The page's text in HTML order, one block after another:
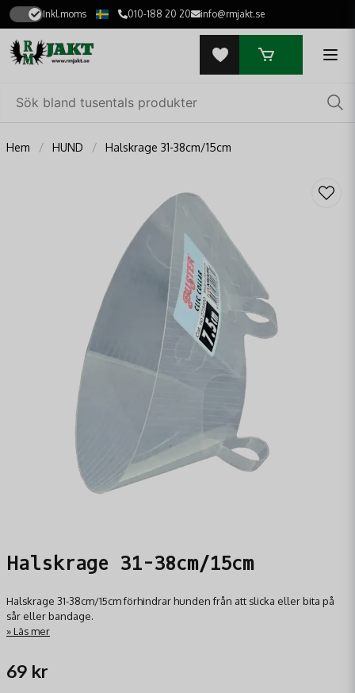
Inkl.moms 010-188 20 20 info@rmjakt.se
Hem HUND Halskrage 31-38cm/15cm
Halskrage 31-38cm/15cm
Halskrage 31-38cm/15cm förhindrar hunden från att slicka eller bita på
sår eller bandage.
Läs mer
69 kr